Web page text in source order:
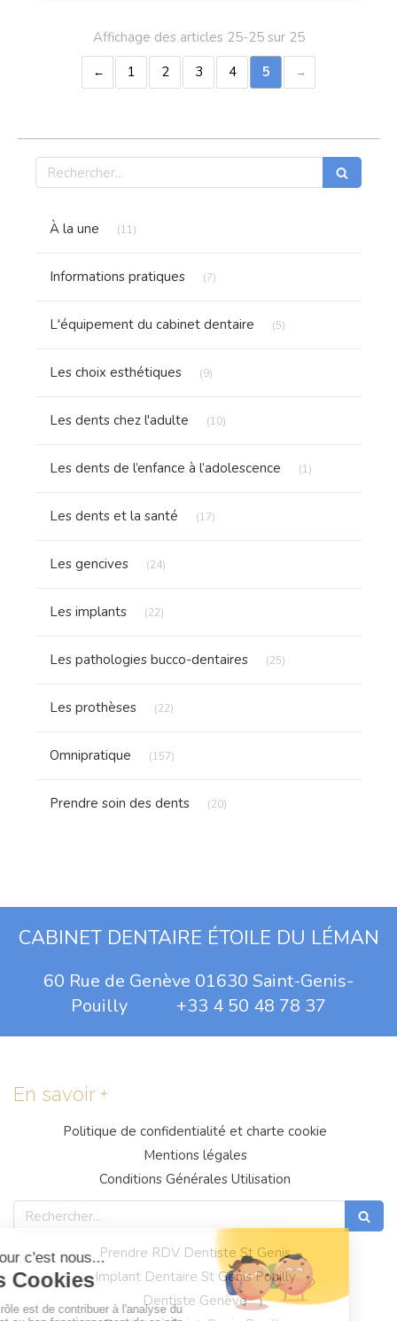
Affichage des articles 25-25 sur 25
1
2 3 4 5
Rechercher
À la une (11)
Informations pratiques (7)
L'équipement du cabinet dentaire (5)
Les choix esthétiques (9)
Les dents chez l'adulte (10)
Les dents de l’enfance à l’adolescence (1)
Les dents et la santé (17)
Les gencives (24)
Les implants (22)
Les pathologies bucco-dentaires (25)
Les prothèses (22)
Omnipratique (157)
Prendre soin des dents (20)
CABINET DENTAIRE ÉTOILE DU LÉMAN
60 Rue de Genève 01630 Saint-Genis-
Pouilly +33 4 50 48 78 37
En savoir +
Politique de confidentialité et charte cookie
Mentions légales
Conditions Générales Utilisation
Rechercher
Prendre RDV Dentiste St Genis
Implant Dentaire St Genis Pouilly
Dentiste Genève